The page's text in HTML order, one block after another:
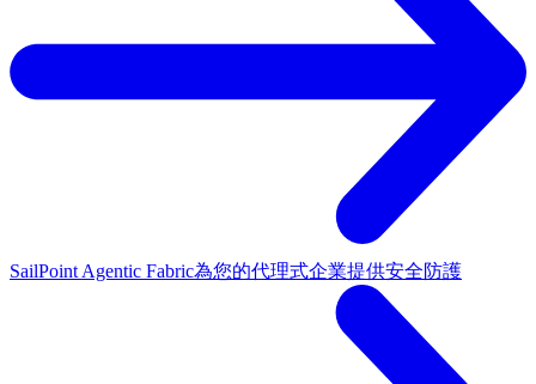
SailPoint Agentic Fabric為您的代理式企業提供安全防護